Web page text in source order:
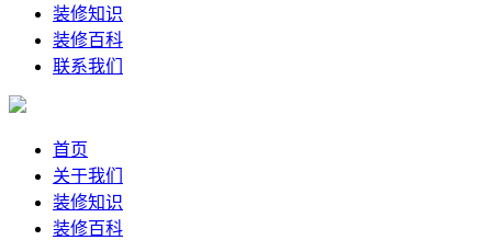
装修知识
装修百科
联系我们
首页
关于我们
装修知识
装修百科